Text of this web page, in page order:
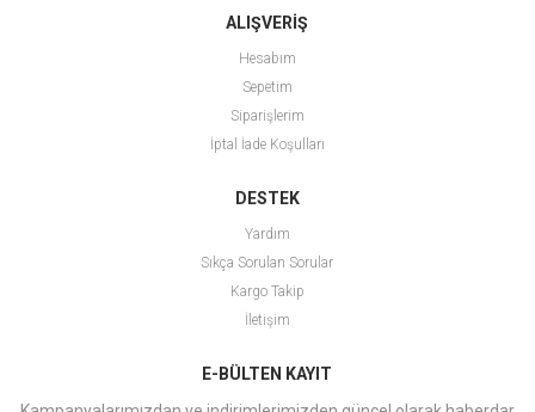
ALIŞVERİŞ
Hesabım
Sepetim
Siparişlerim
İptal İade Koşulları
DESTEK
Yardım
Sıkça Sorulan Sorular
Kargo Takip
İletişim
E-BÜLTEN KAYIT